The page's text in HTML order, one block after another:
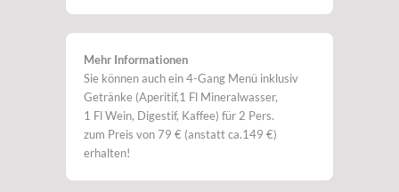
Mehr Informationen
Sie können auch ein 4-Gang Menü inklusiv
Getränke (Aperitif,1 Fl Mineralwasser,
1 Fl Wein, Digestif, Kaffee) für 2 Pers.
zum Preis von 79 € (anstatt ca.149 €)
erhalten!